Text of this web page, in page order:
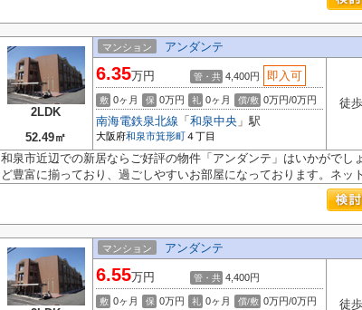
2LDK
52.49㎡
マンション アンダンテ
6.35万円 管・共 4,400円 即入可
敷 0ヶ月 保 0万円 礼 0ヶ月 償/敷 0万円/0万円
南海電鉄泉北線 「 和泉中央 」駅
大阪府和泉市箕形町４丁目
徒
和泉市近辺での新居ならご好評の物件「アンダンテ」はいかがでし
ど豊富に揃っており、過ごしやすいお部屋になっております。ネッ
マンション アンダンテ
6.55万円 管・共 4,400円
敷 0ヶ月 保 0万円 礼 0ヶ月 償/敷 0万円/0万円 徒